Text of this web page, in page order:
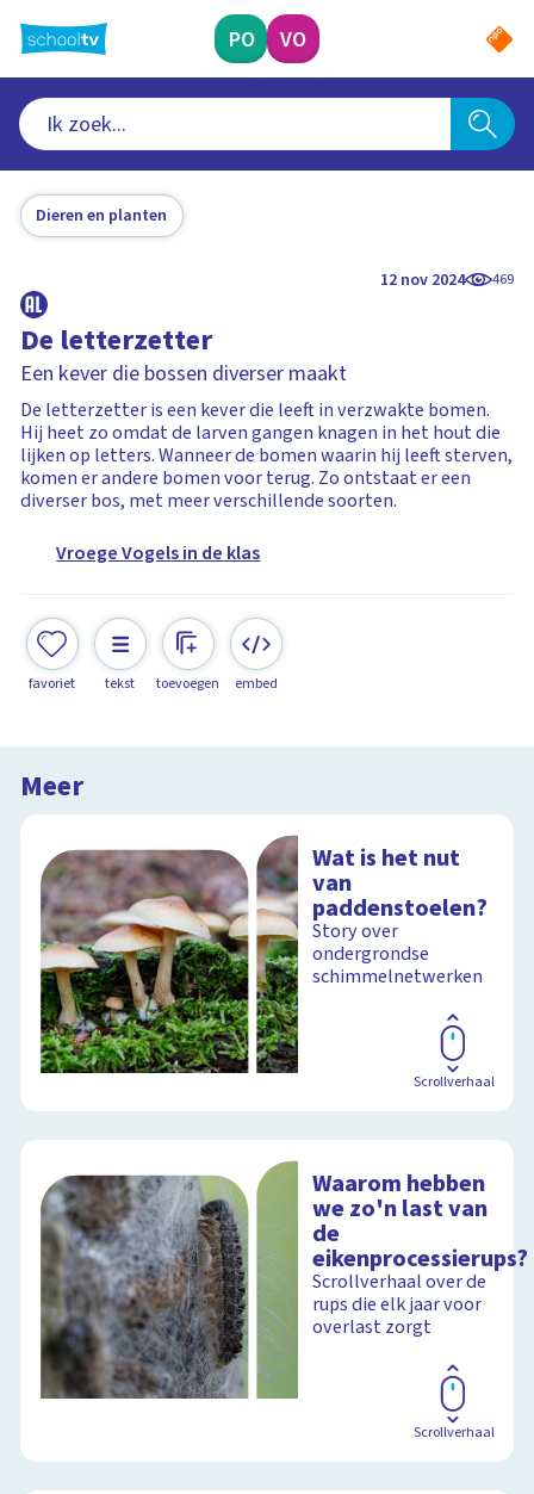
naar
hoofdinhoud
PO VO
Dieren en planten
12 nov 2024 469
De letterzetter
Een kever die bossen diverser maakt
De letterzetter is een kever die leeft in verzwakte bomen.
Hij heet zo omdat de larven gangen knagen in het hout die
lijken op letters. Wanneer de bomen waarin hij leeft sterven,
komen er andere bomen voor terug. Zo ontstaat er een
diverser bos, met meer verschillende soorten.
Vroege Vogels in de klas
favoriet tekst toevoegen embed
Meer
Wat is het nut
van
paddenstoelen?
Story over
ondergrondse
schimmelnetwerken
Scrollverhaal
Waarom hebben
we zo'n last van
de
eikenprocessierups?
Scrollverhaal over de
rups die elk jaar voor
overlast zorgt
Scrollverhaal